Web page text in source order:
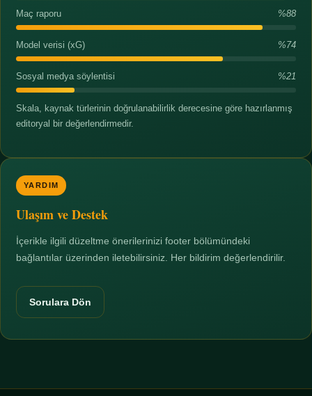
Maç raporu %88
Model verisi (xG) %74
Sosyal medya söylentisi %21
Skala, kaynak türlerinin doğrulanabilirlik derecesine göre hazırlanmış
editoryal bir değerlendirmedir.
YARDIM
Ulaşım ve Destek
İçerikle ilgili düzeltme önerilerinizi footer bölümündeki
bağlantılar üzerinden iletebilirsiniz. Her bildirim değerlendirilir.
Sorulara Dön